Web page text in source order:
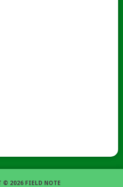
© 2026 FIELD NOTE